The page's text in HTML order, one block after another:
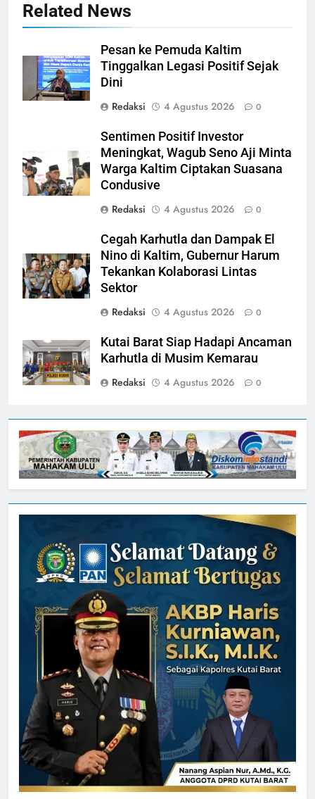
Related News
Pesan ke Pemuda Kaltim
Tinggalkan Legasi Positif Sejak
Dini
Redaksi
4 Agustus 2026 0
Sentimen Positif Investor
Meningkat, Wagub Seno Aji Minta
Warga Kaltim Ciptakan Suasana
Condusive
Redaksi
4 Agustus 2026 0
Cegah Karhutla dan Dampak El
Nino di Kaltim, Gubernur Harum
Tekankan Kolaborasi Lintas
Sektor
Redaksi
4 Agustus 2026 0
Kutai Barat Siap Hadapi Ancaman
Karhutla di Musim Kemarau
Redaksi
4 Agustus 2026 0